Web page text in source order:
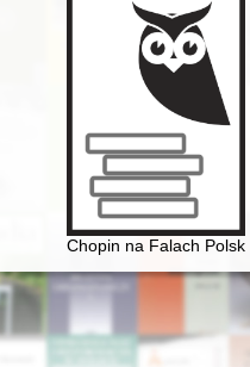
w warszawskiej oficynie
Chopin na Falach